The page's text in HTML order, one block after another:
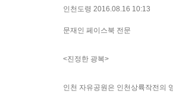
인천도령 2016.08.16 10:13
문재인 페이스북 전문
<진정한 광복>
인천 자유공원은 인천상륙작전의